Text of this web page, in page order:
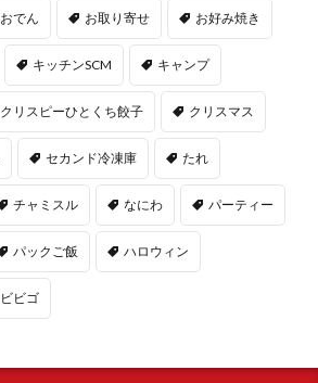
おでん お取り寄せ お好み焼き
キッチンSCM キャンプ
クリスピーひとくち餃子 クリスマス
セカンド冷凍庫 たれ
チャミスル なにわ パーティー
パックご飯 ハロウィン
ビビゴ